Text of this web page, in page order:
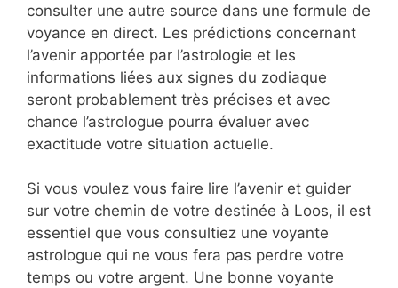
consulter une autre source dans une formule de
voyance en direct. Les prédictions concernant
l’avenir apportée par l’astrologie et les
informations liées aux signes du zodiaque
seront probablement très précises et avec
chance l’astrologue pourra évaluer avec
exactitude votre situation actuelle.
Si vous voulez vous faire lire l’avenir et guider
sur votre chemin de votre destinée à Loos, il est
essentiel que vous consultiez une voyante
astrologue qui ne vous fera pas perdre votre
temps ou votre argent. Une bonne voyante